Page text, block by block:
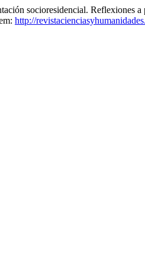
socioresidencial. Reflexiones a
http://